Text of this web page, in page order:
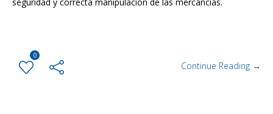
0
Continue Reading →